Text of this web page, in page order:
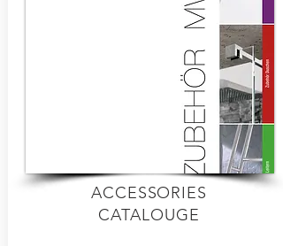
ACCESSORIES
CATALOUGE